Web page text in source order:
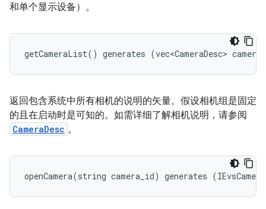
和单个显示设备）。
getCameraList() generates (vec<CameraDesc> cameras
返回包含系统中所有相机的说明的矢量。假设相机组是固定
的且在启动时是可知的。如需详细了解相机说明，请参阅
CameraDesc 。
openCamera(string camera_id) generates (IEvsCamera